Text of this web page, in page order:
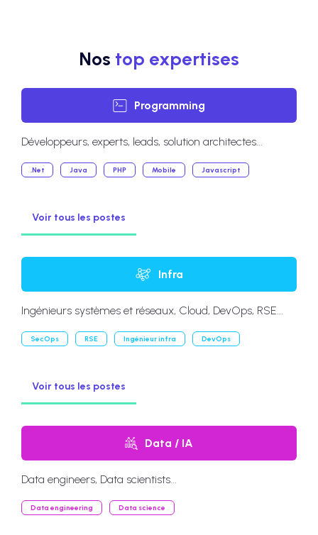
Nos top expertises
Programming
Développeurs, experts, leads, solution architectes...
.Net Java PHP Mobile Javascript
Voir tous les postes
Infra
Ingénieurs systèmes et réseaux, Cloud, DevOps, RSE...
SecOps RSE Ingénieur infra DevOps
Voir tous les postes
Data / IA
Data engineers, Data scientists...
Data engineering Data science